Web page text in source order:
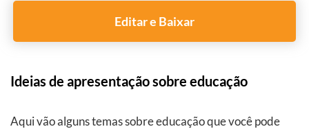
Editar e Baixar
Ideias de apresentação sobre educação
Aqui vão alguns temas sobre educação que você pode